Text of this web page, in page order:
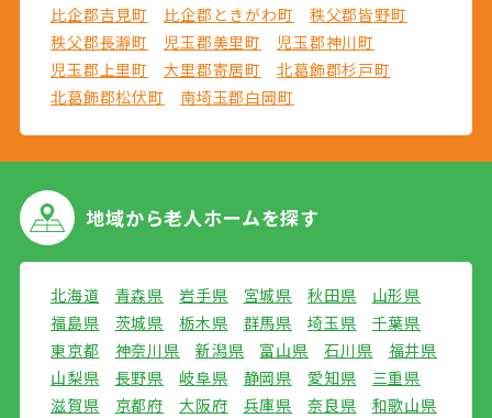
比企郡吉見町
比企郡ときがわ町
秩父郡皆野町
秩父郡長瀞町
児玉郡美里町
児玉郡神川町
児玉郡上里町
大里郡寄居町
北葛飾郡杉戸町
北葛飾郡松伏町
南埼玉郡白岡町
地域から老人ホームを探す
北海道 青森県 岩手県 宮城県 秋田県
山形県
福島県
茨城県 栃木県 群馬県 埼玉県
千葉県
東京都
神奈川県 新潟県 富山県 石川県
福井県
山梨県
長野県 岐阜県 静岡県 愛知県
三重県
滋賀県
京都府 大阪府 兵庫県 奈良県
和歌山県